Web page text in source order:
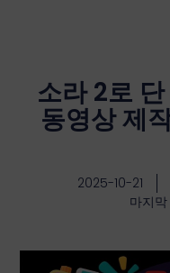
소라 2로
동영상 제
2025-10-21
마지